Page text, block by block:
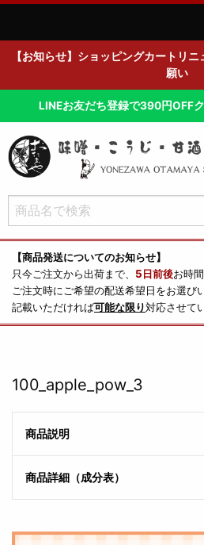
【お知らせ】ショッピングカートリ
願い
LINEお友だち登録で390円OFF
【商品発送についてのお知らせ】
只今ご注文から出荷まで、 5日前後お時
ご注文時にご希望の配送希望日をお選び
記載いただければ可能な限り対応させて
100_apple_pow_3
商品説明
商品詳細（成分表）